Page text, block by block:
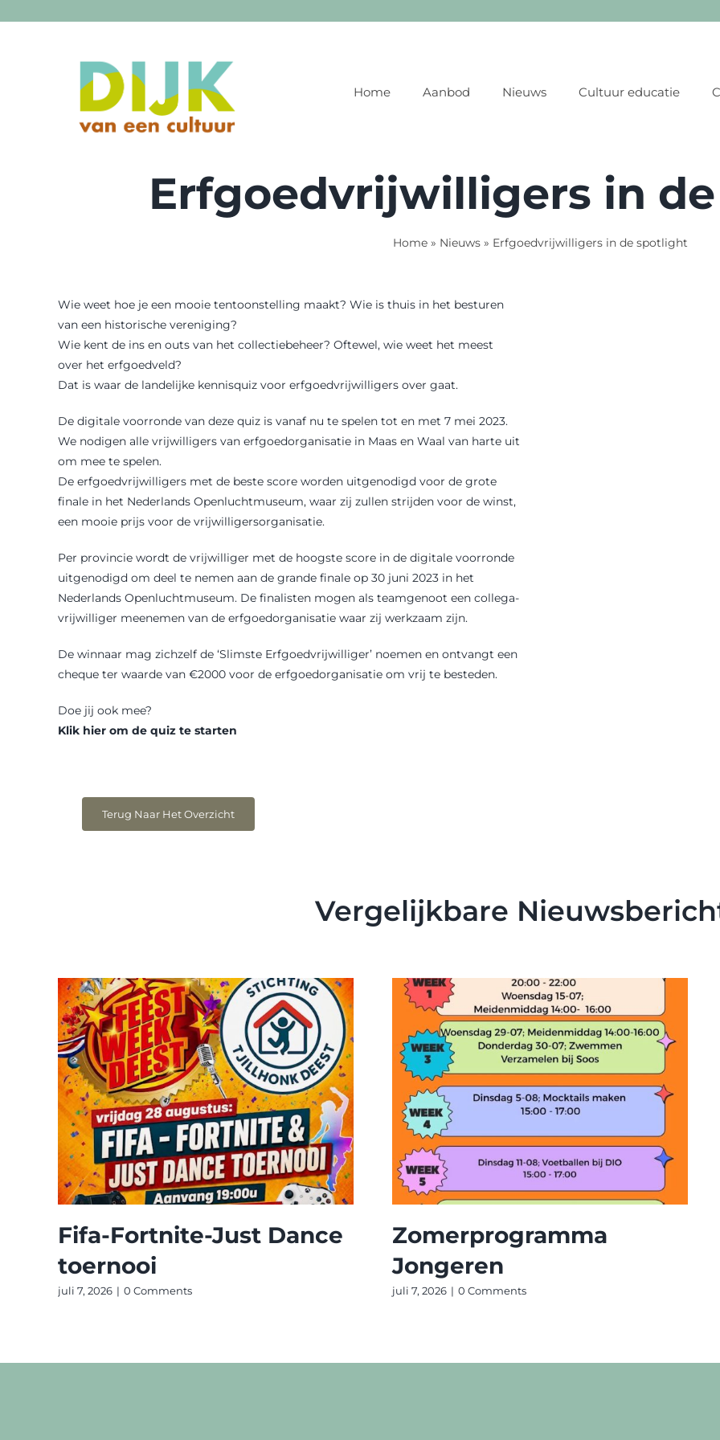
Home Aanbod Nieuws Cultuur educatie
Erfgoedvrijwilligers in
Home» Nieuws» Erfgoedvrijwilligers in de spotlight
Wie weet hoe je een mooie tentoonstelling maakt? Wie is thuis in het besturen
van een historische vereniging?
Wie kent de ins en outs van het collectiebeheer? Oftewel, wie weet het meest
over het erfgoedveld?
Dat is waar de landelijke kennisquiz voor erfgoedvrijwilligers over gaat.
De digitale voorronde van deze quiz is vanaf nu te spelen tot en met 7 mei 2023.
We nodigen alle vrijwilligers van erfgoedorganisatie in Maas en Waal van harte uit
om mee te spelen.
De erfgoedvrijwilligers met de beste score worden uitgenodigd voor de grote
finale in het Nederlands Openluchtmuseum, waar zij zullen strijden voor de winst,
een mooie prijs voor de vrijwilligersorganisatie.
Per provincie wordt de vrijwilliger met de hoogste score in de digitale voorronde
uitgenodigd om deel te nemen aan de grande finale op 30 juni 2023 in het
Nederlands Openluchtmuseum. De finalisten mogen als teamgenoot een collega-
vrijwilliger meenemen van de erfgoedorganisatie waar zij werkzaam zijn.
De winnaar mag zichzelf de ‘Slimste Erfgoedvrijwilliger’ noemen en ontvangt een
cheque ter waarde van €2000 voor de erfgoedorganisatie om vrij te besteden.
Doe jij ook mee?
Klik hier om de quiz te starten
Terug Naar Het Overzicht
Vergelijkbare
Fifa-Fortnite-Just Dance
toernooi
juli 7, 2026 | 0 Comments
Zomerprogramma
Jongeren
juli 7, 2026 | 0 Comments